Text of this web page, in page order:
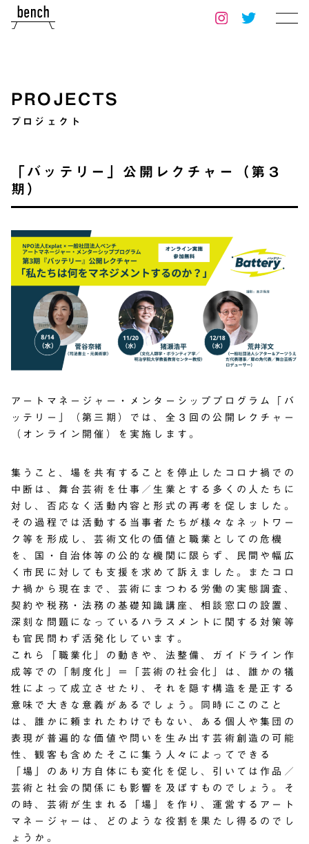
PROJECTS
プロジェクト
「バッテリー」公開レクチャー（第３
期）
アートマネージャー・メンターシッププログラム「バ
ッテリー」（第三期）では、全３回の公開レクチャー
（オンライン開催）を実施します。
集うこと、場を共有することを停止したコロナ禍での
中断は、舞台芸術を仕事／生業とする多くの人たちに
対し、否応なく活動内容と形式の再考を促しました。
その過程では活動する当事者たちが様々なネットワー
ク等を形成し、芸術文化の価値と職業としての危機
を、国・自治体等の公的な機関に限らず、民間や幅広
く市民に対しても支援を求めて訴えました。またコロ
ナ禍から現在まで、芸術にまつわる労働の実態調査、
契約や税務・法務の基礎知識講座、相談窓口の設置、
深刻な問題になっているハラスメントに関する対策等
も官民問わず活発化しています。
これら「職業化」の動きや、法整備、ガイドライン作
成等での「制度化」＝「芸術の社会化」は、誰かの犠
牲によって成立させたり、それを隠す構造を是正する
意味で大きな意義があるでしょう。同時にこのこと
は、誰かに頼まれたわけでもない、ある個人や集団の
表現が普遍的な価値や問いを生み出す芸術創造の可能
性、観客も含めたそこに集う人々によってできる
「場」のあり方自体にも変化を促し、引いては作品／
芸術と社会の関係にも影響を及ぼすものでしょう。そ
の時、芸術が生まれる「場」を作り、運営するアート
マネージャーは、どのような役割を果たし得るのでし
ょうか。